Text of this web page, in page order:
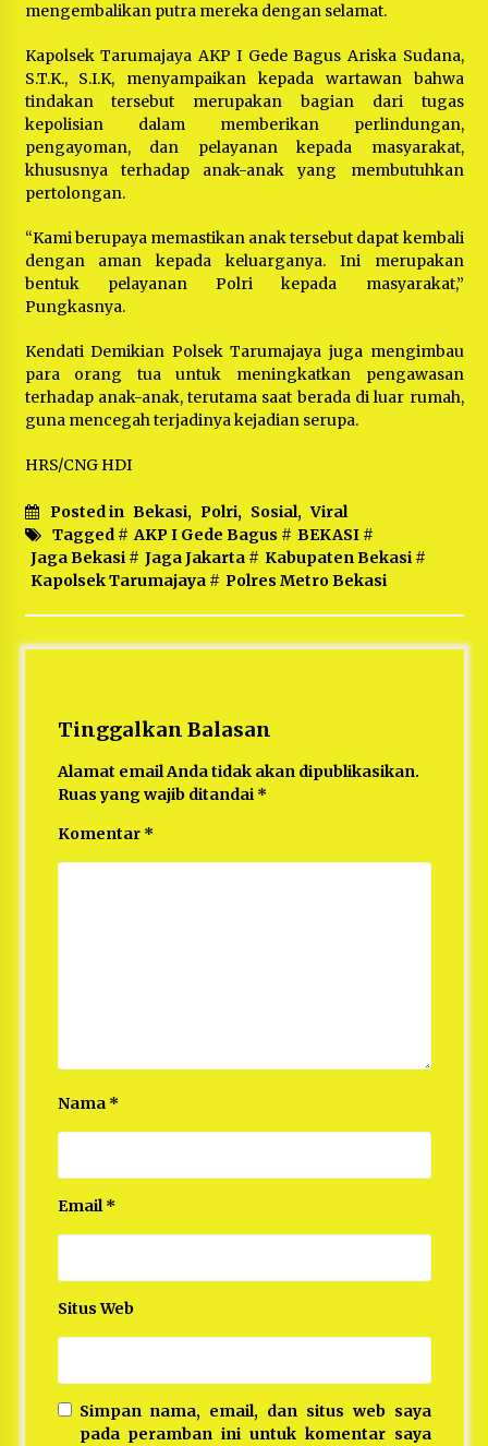
mengembalikan putra mereka dengan selamat.
Kapolsek Tarumajaya AKP I Gede Bagus Ariska Sudana,
S.T.K., S.I.K, menyampaikan kepada wartawan bahwa
tindakan tersebut merupakan bagian dari tugas
kepolisian dalam memberikan perlindungan,
pengayoman, dan pelayanan kepada masyarakat,
khususnya terhadap anak-anak yang membutuhkan
pertolongan.
“Kami berupaya memastikan anak tersebut dapat kembali
dengan aman kepada keluarganya. Ini merupakan
bentuk pelayanan Polri kepada masyarakat,”
Pungkasnya.
Kendati Demikian Polsek Tarumajaya juga mengimbau
para orang tua untuk meningkatkan pengawasan
terhadap anak-anak, terutama saat berada di luar rumah,
guna mencegah terjadinya kejadian serupa.
HRS/CNG HDI
Posted in Bekasi, Polri, Sosial, Viral
Tagged # AKP I Gede Bagus # BEKASI#
Jaga Bekasi# Jaga Jakarta# Kabupaten Bekasi#
Kapolsek Tarumajaya# Polres Metro Bekasi
Tinggalkan Balasan
Alamat email Anda tidak akan dipublikasikan.
Ruas yang wajib ditandai *
Komentar *
Nama *
Email*
Situs Web
Simpan nama, email, dan situs web saya
pada peramban ini untuk komentar saya